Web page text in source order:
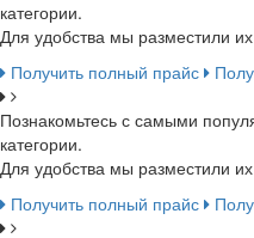
категории.
Для удобства мы разместили
Получить полный прайс
Познакомьтесь с самыми
категории.
Для удобства мы разместили
Получить полный прайс